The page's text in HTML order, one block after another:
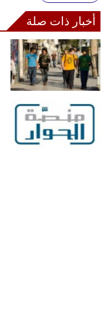
أخبار ذات صلة